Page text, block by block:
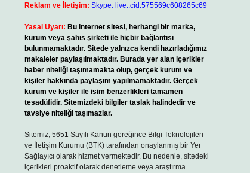
Reklam ve İletişim: Skype: live:.cid.575569c608265c69
Yasal Uyarı: Bu internet sitesi, herhangi bir marka,
kurum veya şahıs şirketi ile hiçbir bağlantısı
bulunmamaktadır. Sitede yalnızca kendi hazırladığımız
makaleler paylaşılmaktadır. Burada yer alan içerikler
haber niteliği taşımamakta olup, gerçek kurum ve
kişiler hakkında paylaşım yapılmamaktadır. Gerçek
kurum ve kişiler ile isim benzerlikleri tamamen
tesadüfidir. Sitemizdeki bilgiler taslak halindedir ve
tavsiye niteliği taşımazlar.
Sitemiz, 5651 Sayılı Kanun gereğince Bilgi Teknolojileri
ve İletişim Kurumu (BTK) tarafından onaylanmış bir Yer
Sağlayıcı olarak hizmet vermektedir. Bu nedenle, sitedeki
içerikleri proaktif olarak denetleme veya araştırma